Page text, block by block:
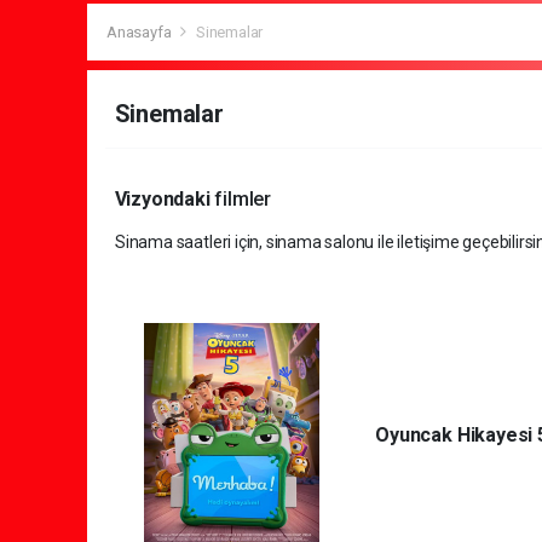
Anasayfa Sinemalar
Sinemalar
Vizyondakifilmler
Sinama saatleri için, sinama salonu ile iletişime
Oyuncak Hikayesi